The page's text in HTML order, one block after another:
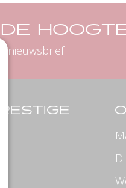
nieuwsbrief.